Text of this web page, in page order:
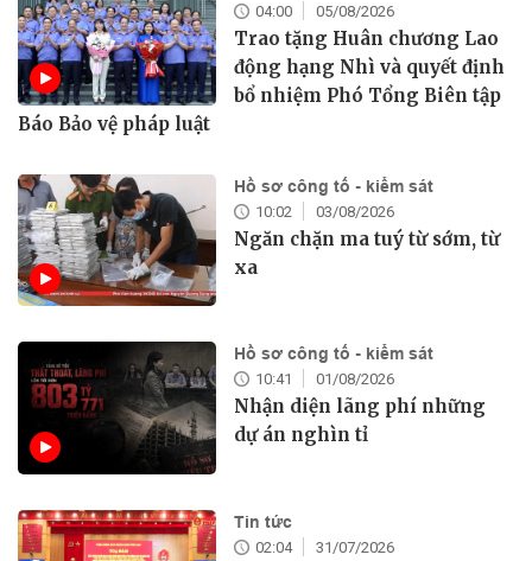
04:00 05/08/2026
Trao tặng Huân chương Lao
động hạng Nhì và quyết định
bổ nhiệm Phó Tổng Biên tập
Báo Bảo vệ pháp luật
Hồ sơ công tố - kiểm sát
10:02 03/08/2026
Ngăn chặn ma tuý từ sớm, từ
xa
Hồ sơ công tố - kiểm sát
10:41 01/08/2026
Nhận diện lãng phí những
dự án nghìn tỉ
Tin tức
02:04 31/07/2026